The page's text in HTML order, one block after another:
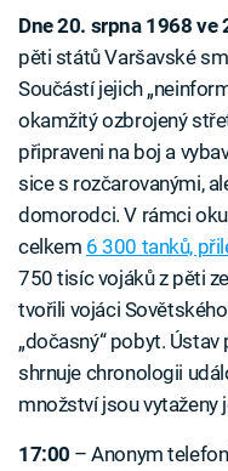
Dne 20. srpna 1968 ve
pěti států Varšavské
Součástí jejich
okamžitý ozbrojený
připraveni na boj a
sice s rozčarovanými,
domorodci. V rámci
celkem 6 300 tanků,
750 tisíc vojáků z pěti
tvořili vojáci
„dočasný“ pobyt.
shrnuje chronologii
množství jsou vytaženy
17:00 –⁠ Anonym